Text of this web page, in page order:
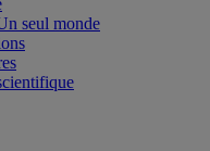
seul monde